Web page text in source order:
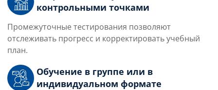
контрольными точками
Промежуточные тестирования позволяют
отслеживать прогресс и корректировать учебный
план.
Обучение в группе или в
индивидуальном формате